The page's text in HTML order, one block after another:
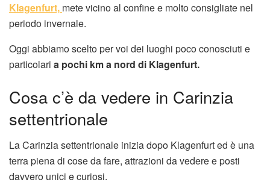
Klagenfurt, mete vicino al confine e molto consigliate nel
periodo invernale.
Oggi abbiamo scelto per voi dei luoghi poco conosciuti e
particolari a pochi km a nord di Klagenfurt.
Cosa c’è da vedere in Carinzia
settentrionale
La Carinzia settentrionale inizia dopo Klagenfurt ed è una
terra piena di cose da fare, attrazioni da vedere e posti
davvero unici e curiosi.